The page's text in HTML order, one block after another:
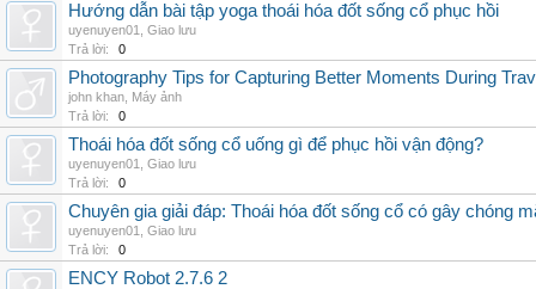
Hướng dẫn bài tập yoga thoái hóa đốt sống cổ phục hồi
uyenuyen01
Giao lưu
Trả lời:
0
Photography Tips for Capturing Better Moments During
john khan Máy ảnh
Trả lời:
0
Thoái hóa đốt sống cổ uống gì để phục hồi vận động?
uyenuyen01
Giao lưu
Trả lời:
0
Chuyên gia giải đáp: Thoái hóa đốt sống cổ có gây chóng
uyenuyen01
Giao lưu
Trả lời:
0
ENCY Robot 2.7.6 2